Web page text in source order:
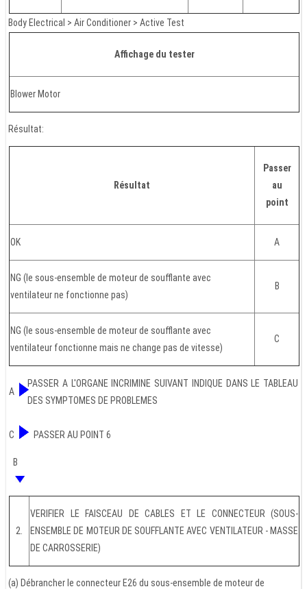
Body Electrical > Air Conditioner > Active Test
Affichage du tester
Blower Motor
Résultat:
Résultat
Passer
au
point
OK A
NG (le sous-ensemble de moteur de soufflante avec
ventilateur ne fonctionne pas)
B
NG (le sous-ensemble de moteur de soufflante avec
ventilateur fonctionne mais ne change pas de vitesse)
C
A
PASSER A L'ORGANE INCRIMINE SUIVANT INDIQUE DANS LE TABLEAU
DES SYMPTOMES DE PROBLEMES
C PASSER AU POINT 6
B
2.
VERIFIER LE FAISCEAU DE CABLES ET LE CONNECTEUR (SOUS-
ENSEMBLE DE MOTEUR DE SOUFFLANTE AVEC VENTILATEUR - MASSE
DE CARROSSERIE)
(a) Débrancher le connecteur E26 du sous-ensemble de moteur de